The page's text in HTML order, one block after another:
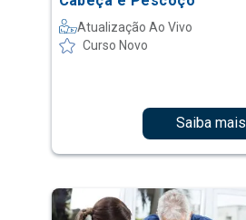
Atualização Ao Vivo
Curso Novo
Saiba mais